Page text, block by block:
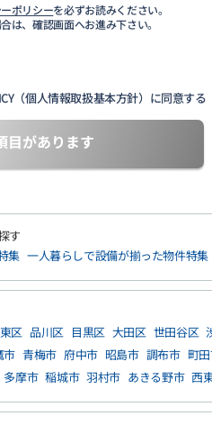
ポリシーを必ずお読みください。
は、確認画面へお進み下さい。
（個人情報取扱基本方針）に同意する
目があります
す
集 一人暮らしで設備が揃った物件特集
区 品川区 目黒区 大田区 世田谷区
市 青梅市 府中市 昭島市 調布市 町
多摩市 稲城市 羽村市 あきる野市 西